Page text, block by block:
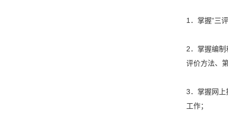
1．掌握“三
2．掌握编
评价方法、
3．掌握网上
工作；